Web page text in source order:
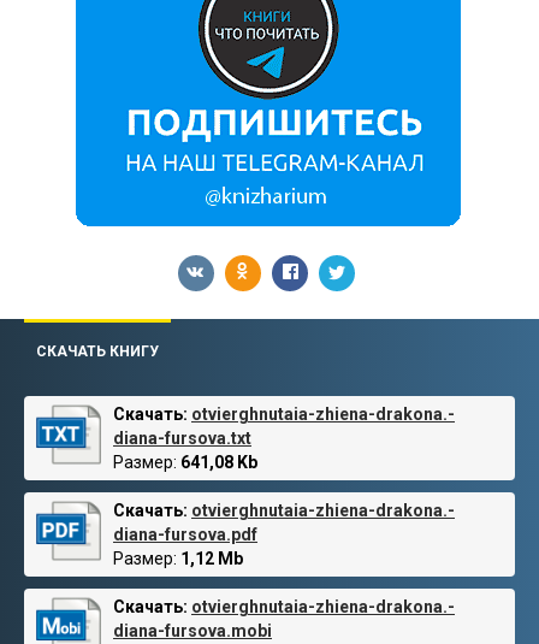
СКАЧАТЬ КНИГУ
Скачать: otvierghnutaia-zhiena-drakona.-
diana-fursova.txt
Размер: 641,08 Kb
Скачать: otvierghnutaia-zhiena-drakona.-
diana-fursova.pdf
Размер: 1,12 Mb
Скачать: otvierghnutaia-zhiena-drakona.-
diana-fursova.mobi